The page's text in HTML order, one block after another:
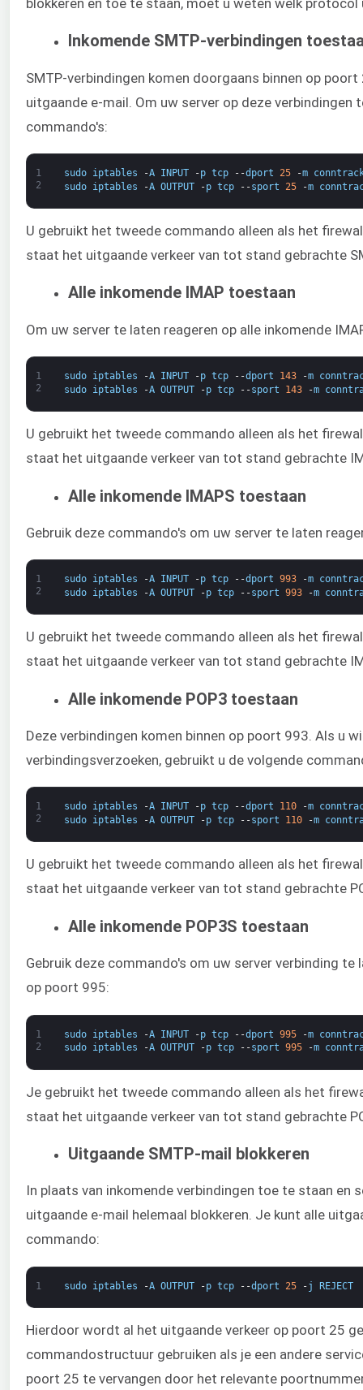
Inkomende SMTP-verbindingen
SMTP-verbindingen komen doorgaans binnen op
uitgaande e-mail. Om uw server op deze verbindingen
commando's:
1
2
sudo iptables -A INPUT -p tcp --dport 25 -m
sudo
iptables -A OUTPUT -p tcp --sport 25 -m
U gebruikt het tweede commando alleen als het
staat het uitgaande verkeer van tot stand gebrachte
Alle inkomende IMAP toestaan
Om uw server te laten reageren op alle inkomende
1
2
sudo iptables -A INPUT -p tcp --dport 143 -m
sudo
iptables -A OUTPUT -p tcp --sport 143 -m
U gebruikt het tweede commando alleen als het
staat het uitgaande verkeer van tot stand gebrachte
Alle inkomende IMAPS toestaan
Gebruik deze commando's om uw server te laten
1
2
sudo iptables -A INPUT -p tcp --dport 993 -m
sudo
iptables -A OUTPUT -p tcp --sport 993 -m
U gebruikt het tweede commando alleen als het
staat het uitgaande verkeer van tot stand gebrachte
Alle inkomende POP3 toestaan
Deze verbindingen komen binnen op poort 993. Als u
verbindingsverzoeken, gebruikt u de volgende
1
2
sudo iptables -A INPUT -p tcp --dport 110 -m
sudo
iptables -A OUTPUT -p tcp --sport 110 -m
U gebruikt het tweede commando alleen als het
staat het uitgaande verkeer van tot stand gebrachte
Alle inkomende POP3S toestaan
Gebruik deze commando's om uw server verbinding
op poort 995:
1
2
sudo iptables -A INPUT -p tcp --dport 995 -m
sudo
iptables -A OUTPUT -p tcp --sport 995 -m
Je gebruikt het tweede commando alleen als het
staat het uitgaande verkeer van tot stand gebrachte
Uitgaande SMTP-mail blokkeren
In plaats van inkomende verbindingen toe te staan en
uitgaande e-mail helemaal blokkeren. Je kunt alle
commando:
1 sudo iptables -A OUTPUT -p tcp --dport 25 -j REJECT
Hierdoor wordt al het uitgaande verkeer op poort 25
commandostructuur gebruiken als je een andere
poort 25 te vervangen door het relevante